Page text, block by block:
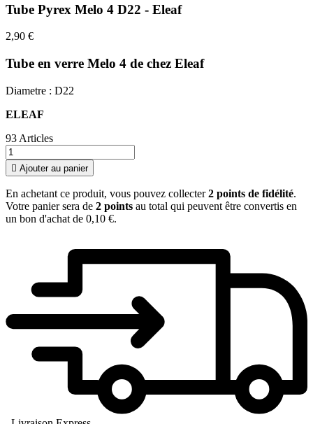
Tube Pyrex Melo 4 D22 - Eleaf
2,90 €
Tube en verre Melo 4 de chez Eleaf
Diametre : D22
ELEAF
93 Articles
 Ajouter au panier
En achetant ce produit, vous pouvez collecter2 points de fidélité.
Votre panier sera de 2 points au total qui peuvent être convertis en
un bon d'achat de 0,10 €.